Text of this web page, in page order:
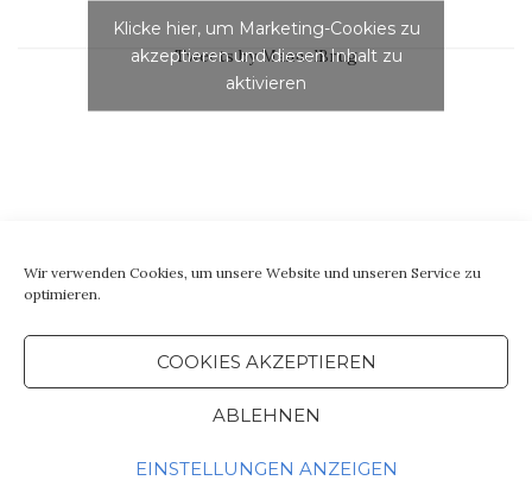
Wir verwenden Cookies, um unsere Website und unseren Service zu
optimieren.
COOKIES AKZEPTIEREN
ABLEHNEN
EINSTELLUNGEN ANZEIGEN
Tweets by ManuelBrug
Klicke hier, um Marketing-Cookies zu
akzeptieren und diesen Inhalt zu
aktivieren
IMPRESSUM & DATENSCHUTZ Theme von